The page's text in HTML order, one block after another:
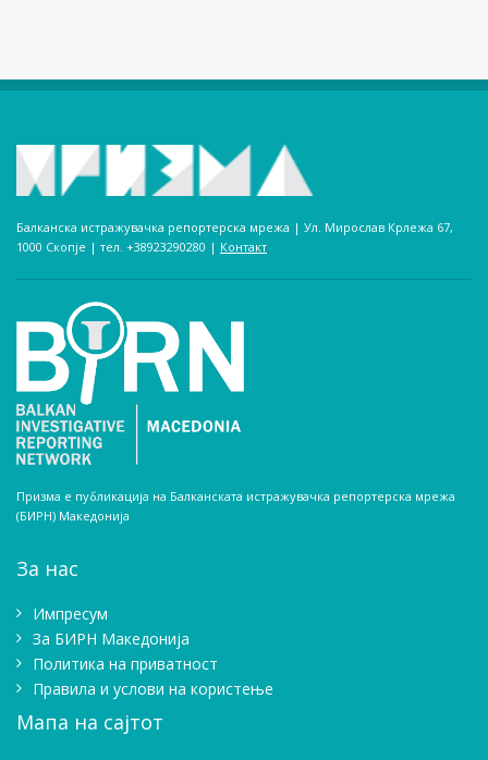
Балканска истражувачка репортерска мрежа | Ул. Мирослав Крлежа 67,
1000 Скопје | тел. +38923290280­ | Контакт
Призма е публикација на Балканската истражувачка репортерска мрежа
(БИРН) Македонија
За нас
Импресум
Зa БИРН Македонија
Политика на приватност
Правила и услови на користење
Мапа на сајтот